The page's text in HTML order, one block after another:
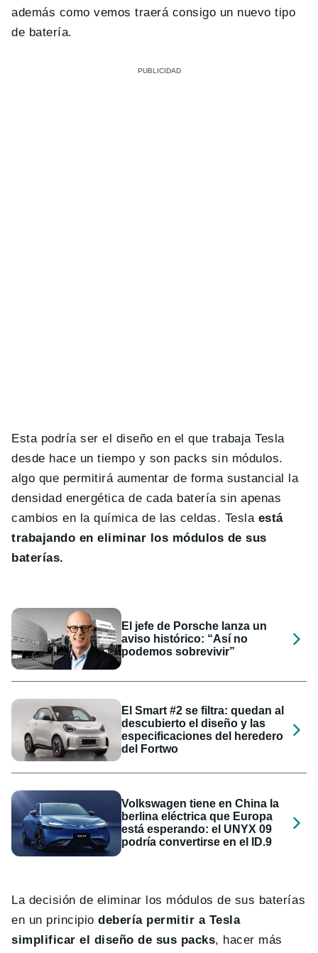
además como vemos traerá consigo un nuevo tipo
de batería.
Esta podría ser el diseño en el que trabaja Tesla
desde hace un tiempo y son packs sin módulos.
algo que permitirá aumentar de forma sustancial la
densidad energética de cada batería sin apenas
cambios en la química de las celdas. Tesla está
trabajando en eliminar los módulos de sus
baterías.
El jefe de Porsche lanza un
aviso histórico: “Así no
podemos sobrevivir”
El Smart #2 se filtra: quedan al
descubierto el diseño y las
especificaciones del heredero
del Fortwo
Volkswagen tiene en China la
berlina eléctrica que Europa
está esperando: el UNYX 09
podría convertirse en el ID.9
La decisión de eliminar los módulos de sus baterías
en un principiodebería permitir a Tesla
simplificar el diseño de sus packs, hacer más